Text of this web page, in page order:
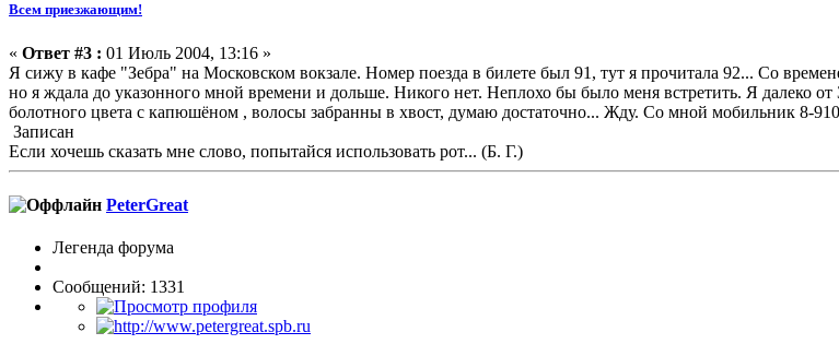
Всем приезжающим!
« Ответ #3 : 01 Июль 2004, 13:16 »
Я сижу в кафе "Зебра" на Московском вокзале. Номер поезда в билете был 91, тут я прочитала 92... Со
но я ждала до указонного мной времени и дольше. Никого нет. Неплохо бы было меня встретить. Я далеко
болотного цвета с капюшёном , волосы забранны в хвост, думаю достаточно... Жду. Со мной мобильник 8-
Записан
Если хочешь сказать мне слово, попытайся использовать рот... (Б. Г.)
PeterGreat
Легенда форума
Сообщений: 1331